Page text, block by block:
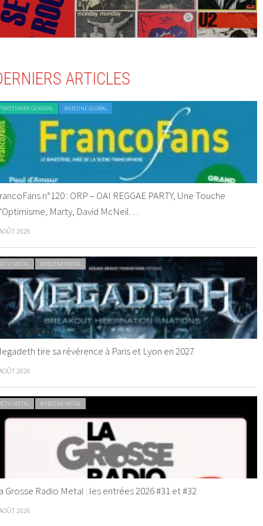
ARTICLES
GENERAL WEBZINE GLOBAL
n°120 : ORP – OAI REGGAE PARTY, Une Touche
Marty, David McNeil…
2026
METAL WEBZINE METAL
tire sa révérence à Paris et Lyon en 2027
2026
METAL WEBZINE METAL
Grosse Radio Metal : les entrées 2026 #31 et #32
2026